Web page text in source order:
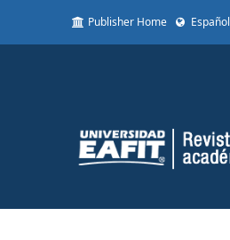
to
Content
Sidebar
Publisher Home Español